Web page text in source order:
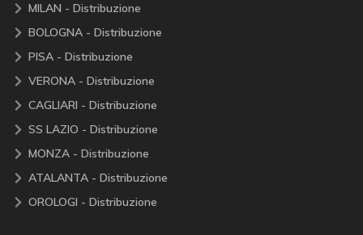
MILAN - Distribuzione
BOLOGNA - Distribuzione
PISA - Distribuzione
VERONA - Distribuzione
CAGLIARI - Distribuzione
SS LAZIO - Distribuzione
MONZA - Distribuzione
ATALANTA - Distribuzione
OROLOGI - Distribuzione